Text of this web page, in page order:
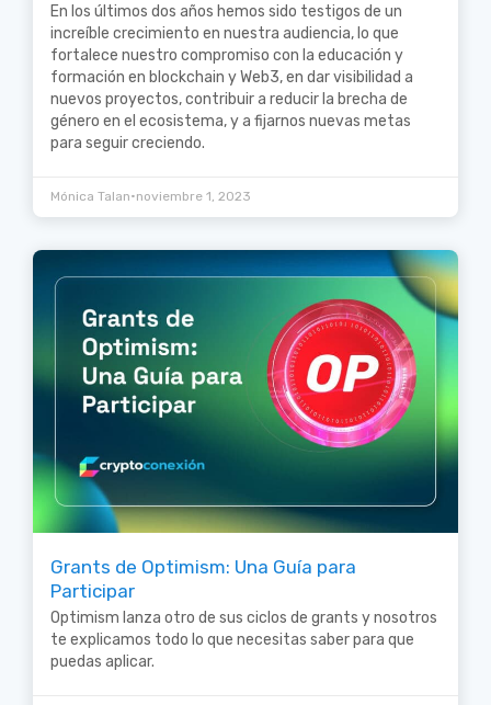
En los últimos dos años hemos sido testigos de un
increíble crecimiento en nuestra audiencia, lo que
fortalece nuestro compromiso con la educación y
formación en blockchain y Web3, en dar visibilidad a
nuevos proyectos, contribuir a reducir la brecha de
género en el ecosistema, y a fijarnos nuevas metas
para seguir creciendo.
Mónica Talan•noviembre 1, 2023
Grants de Optimism: Una Guía para
Participar
Optimism lanza otro de sus ciclos de grants y nosotros
te explicamos todo lo que necesitas saber para que
puedas aplicar.